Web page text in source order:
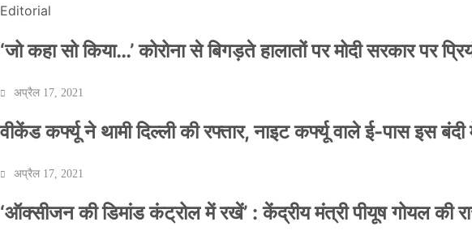
Editorial
‘जो कहा सो किया…’ कोरोना से बिगड़ते हालातों पर मोदी सरकार पर
अप्रैल 17, 2021
वीकेंड कर्फ्यू ने थामी दिल्ली की रफ्तार, नाइट कर्फ्यू वाले ई-पास इस बंदी
अप्रैल 17, 2021
‘ऑक्सीजन की डिमांड कंट्रोल में रखें’ : केंद्रीय मंत्री पीयूष गोयल की